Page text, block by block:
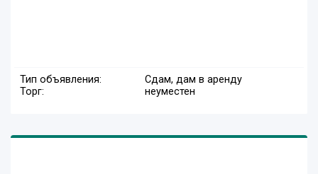
Тип объявления:
Сдам, дам в аренду
Торг:
неуместен